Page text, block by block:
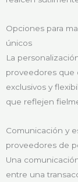
Opciones para
únicos
La
proveedores que
exclusivos y
que reflejen
Comunicación y
proveedores de
Una
entre una